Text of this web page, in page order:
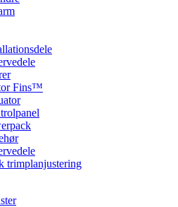
Fins™
trimplanjustering